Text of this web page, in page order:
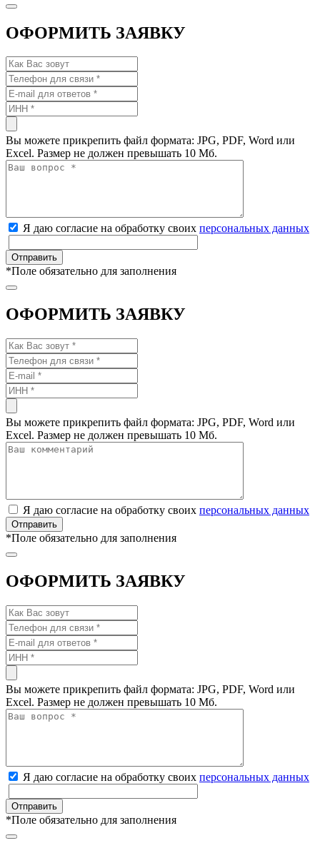
ОФОРМИТЬ ЗАЯВКУ
Вы можете прикрепить файл формата: JPG, PDF, Word или
Excel. Размер не должен превышать 10 Мб.
Я даю согласие на обработку своих персональных данных
*Поле обязательно для заполнения
ОФОРМИТЬ ЗАЯВКУ
Вы можете прикрепить файл формата: JPG, PDF, Word или
Excel. Размер не должен превышать 10 Мб.
Я даю согласие на обработку своих персональных данных
*Поле обязательно для заполнения
ОФОРМИТЬ ЗАЯВКУ
Вы можете прикрепить файл формата: JPG, PDF, Word или
Excel. Размер не должен превышать 10 Мб.
Я даю согласие на обработку своих персональных данных
*Поле обязательно для заполнения